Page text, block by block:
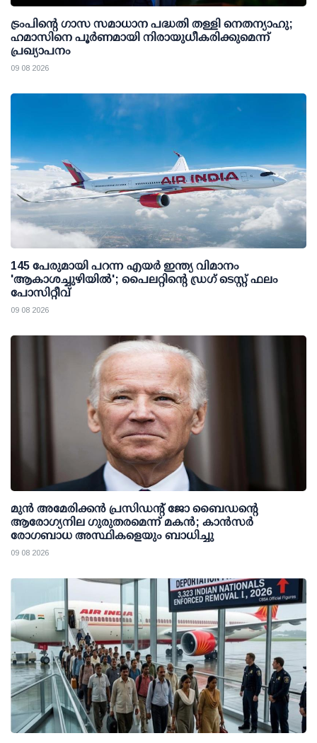
ട്രംപിന്റെ ഗാസ സമാധാന പദ്ധതി തള്ളി നെതന്യാഹു;
ഹമാസിനെ പൂര്‍ണമായി നിരായുധീകരിക്കുമെന്ന്
പ്രഖ്യാപനം
09 08 2026
145 പേരുമായി പറന്ന എയര്‍ ഇന്ത്യ വിമാനം
'ആകാശച്ചുഴിയില്‍'; പൈലറ്റിന്റെ ഡ്രഗ് ടെസ്റ്റ് ഫലം
പോസിറ്റീവ്
09 08 2026
മുന്‍ അമേരിക്കന്‍ പ്രസിഡന്റ് ജോ ബൈഡന്റെ
ആരോഗ്യനില ഗുരുതരമെന്ന് മകന്‍; കാന്‍സര്‍
രോഗബാധ അസ്ഥികളെയും ബാധിച്ചു
09 08 2026